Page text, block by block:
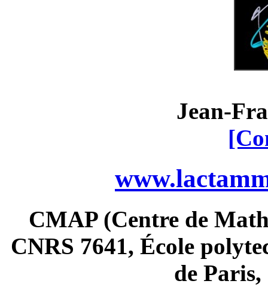
Jean-
CMAP (Centre de
CNRS 7641, École
de